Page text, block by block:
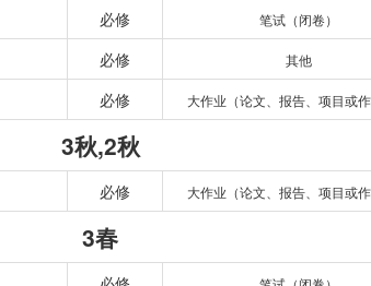
必修 笔试（闭卷）
必修 其他
必修 大作业（论文、报告、项目或作
3秋,2秋
必修 大作业（论文、报告、项目或作
3春